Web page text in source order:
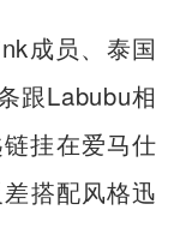
成员、泰国
跟Labubu相
挂在爱马仕
搭配风格迅